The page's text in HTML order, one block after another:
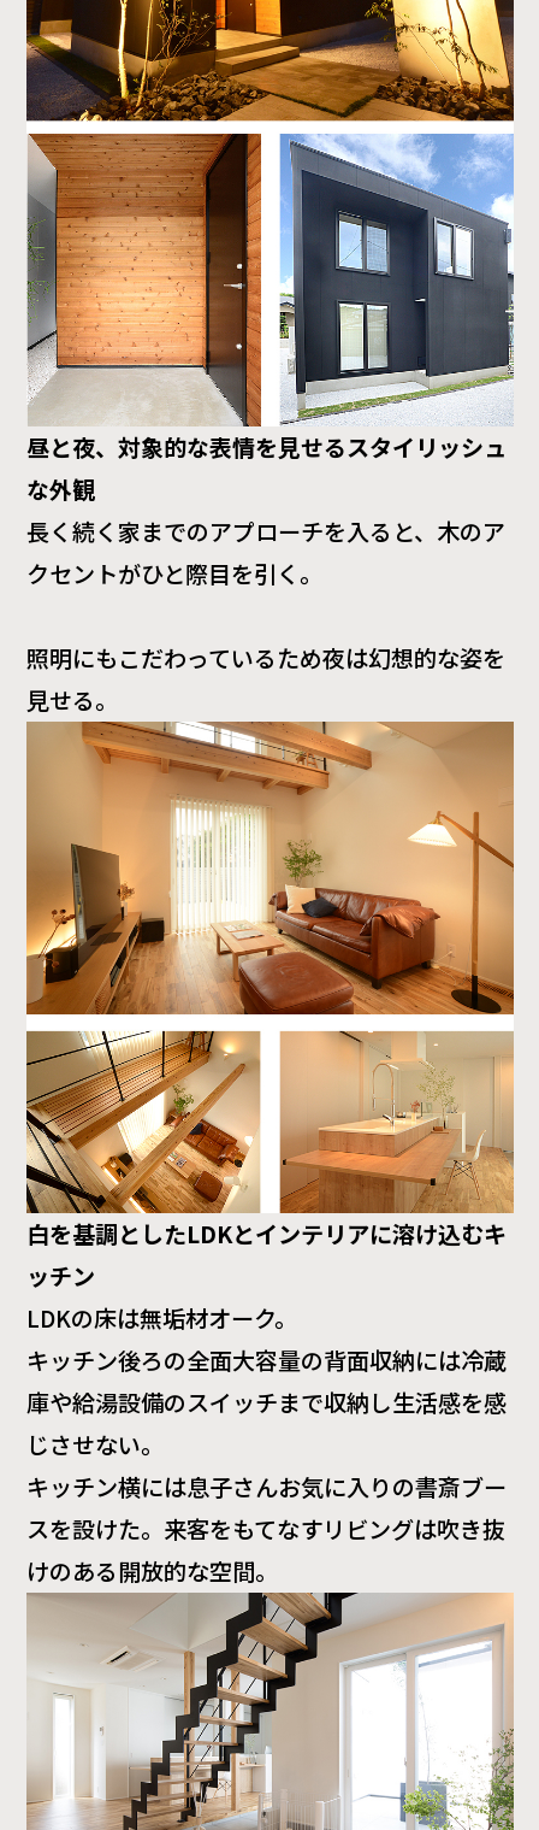
昼と夜、対象的な表情を見せるスタイリッシュ
な外観
長く続く家までのアプローチを入ると、木のア
クセントがひと際目を引く。
照明にもこだわっているため夜は幻想的な姿を
見せる。
白を基調としたLDKとインテリアに溶け込むキ
ッチン
LDKの床は無垢材オーク。
キッチン後ろの全面大容量の背面収納には冷蔵
庫や給湯設備のスイッチまで収納し生活感を感
じさせない。
キッチン横には息子さんお気に入りの書斎ブー
スを設けた。来客をもてなすリビングは吹き抜
けのある開放的な空間。